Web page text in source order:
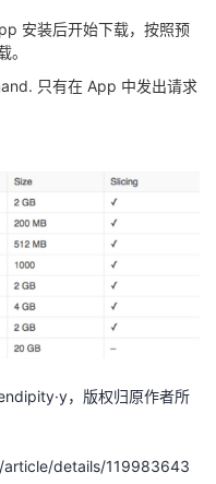
安装后开始下载，按照预
。
只有在 App 中发出请求
，版权归原作者所
article/details/119983643